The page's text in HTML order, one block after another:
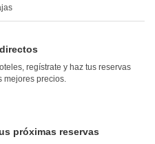
regístrate y haz tus reservas
mejores precios.
próximas reservas